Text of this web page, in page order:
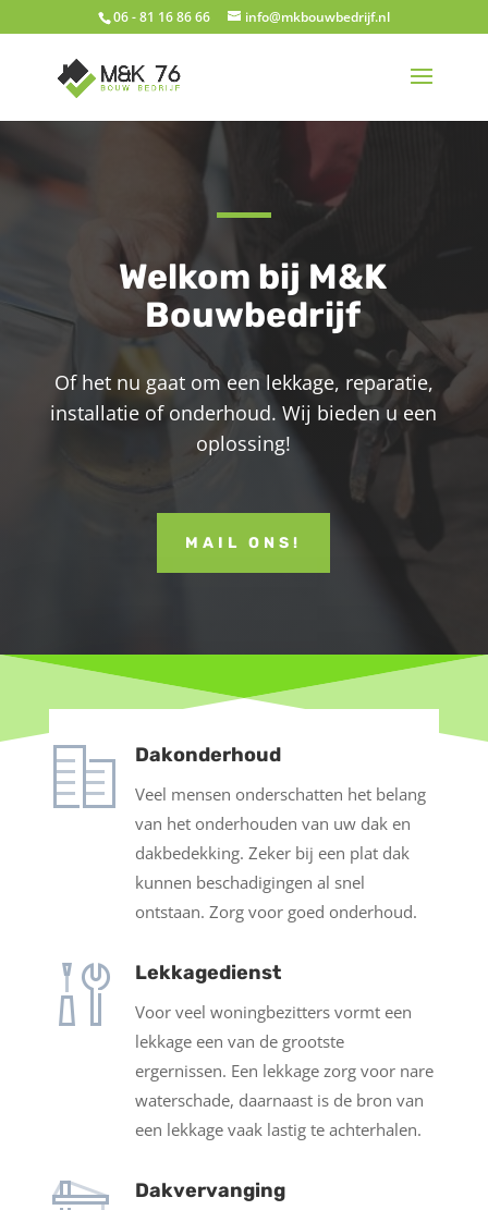
06 - 81 16 86 66 info@mkbouwbedrijf.nl
Welkom bij M&K
Bouwbedrijf
Of het nu gaat om een lekkage, reparatie,
installatie of onderhoud. Wij bieden u een
oplossing!
MAIL ONS!
Dakonderhoud
Veel mensen onderschatten het belang
van het onderhouden van uw dak en
dakbedekking. Zeker bij een plat dak
kunnen beschadigingen al snel
ontstaan. Zorg voor goed onderhoud.
Lekkagedienst
Voor veel woningbezitters vormt een
lekkage een van de grootste
ergernissen. Een lekkage zorg voor nare
waterschade, daarnaast is de bron van
een lekkage vaak lastig te achterhalen.
Dakvervanging